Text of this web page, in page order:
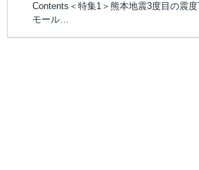
Contents＜特集1＞熊本地震3度目の震
モール…